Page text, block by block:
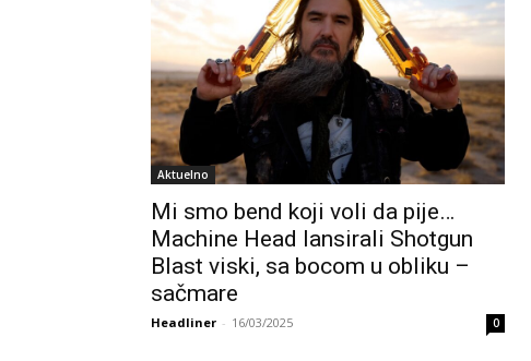
Aktuelno
Mi smo bend koji voli da pije…
Machine Head lansirali Shotgun
Blast viski, sa bocom u obliku –
sačmare
Headliner - 16/03/2025 0